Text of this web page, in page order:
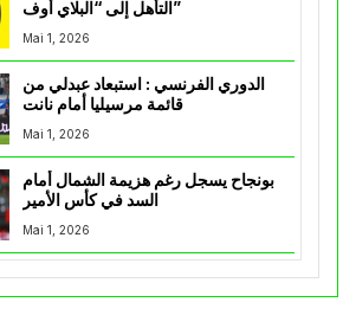
التأهل إلى “البلاي أوف”
Mai 1, 2026
الدوري الفرنسي : استبعاد عبدلي من
قائمة مرسيليا أمام نانت
Mai 1, 2026
بونجاح يسجل رغم هزيمة الشمال أمام
السد في كأس الأمير
Mai 1, 2026